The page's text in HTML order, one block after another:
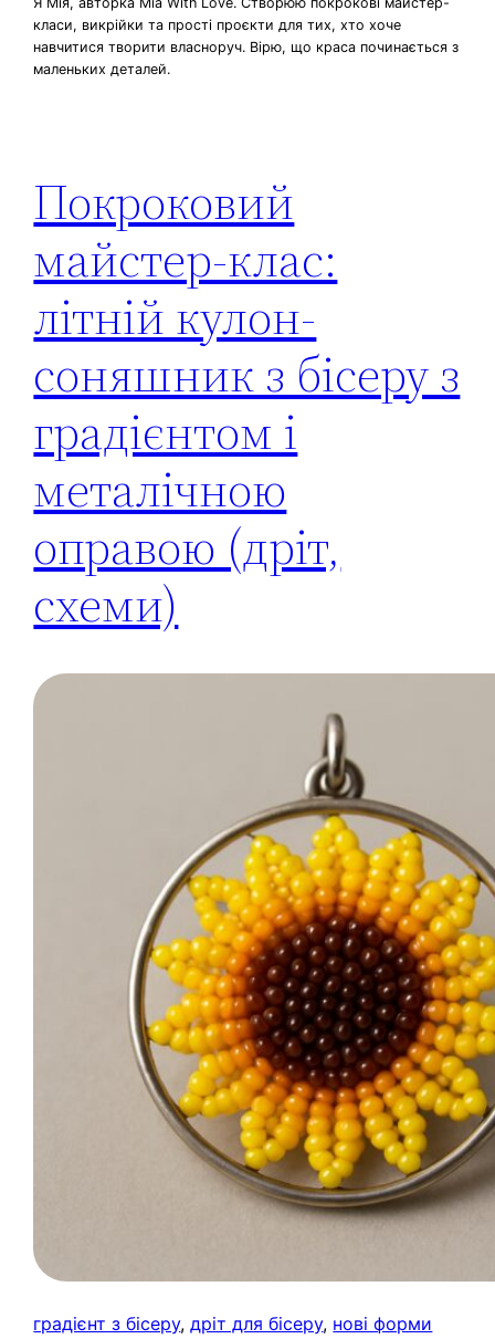
класи, викрійки та прості проєкти для тих, хто хоче
навчитися творити власноруч. Вірю, що краса починається з
маленьких деталей.
Покроковий
майстер-клас:
літній кулон-
соняшник з бісеру з
градієнтом і
металічною
оправою (дріт,
схеми)
градієнт з бісеру, дріт для бісеру, нові форми